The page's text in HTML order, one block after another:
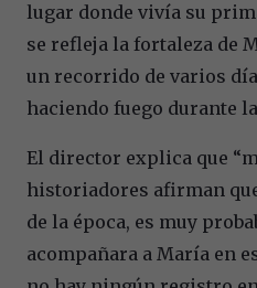
lugar donde vivía su
se refleja la fortaleza de
un recorrido de varios
haciendo fuego durante
El director explica que
historiadores afirman
de la época, es muy
acompañara a María en